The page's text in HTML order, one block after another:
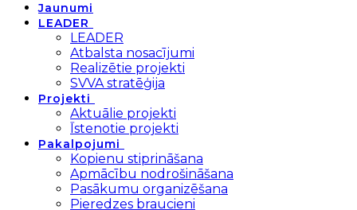
Jaunumi
LEADER
LEADER
Atbalsta nosacījumi
Realizētie projekti
SVVA stratēģija
Projekti
Aktuālie projekti
Īstenotie projekti
Pakalpojumi
Kopienu stiprināšana
Apmācību nodrošināšana
Pasākumu organizēšana
Pieredzes braucieni